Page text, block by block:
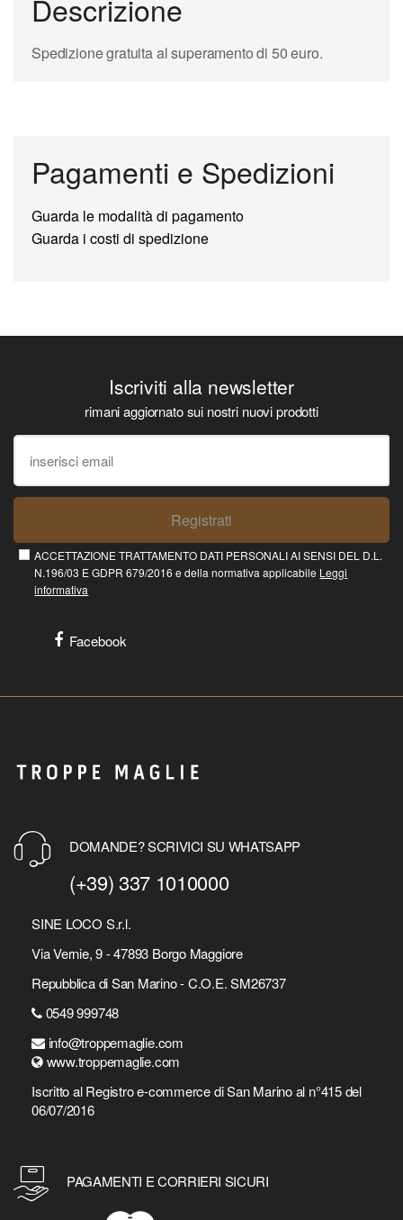
Descrizione
Spedizione gratuita al superamento di 50 euro.
Pagamenti e Spedizioni
Guarda le modalità di pagamento
Guarda i costi di spedizione
Iscriviti alla newsletter
rimani aggiornato sui nostri nuovi prodotti
Registrati
ACCETTAZIONE TRATTAMENTO DATI PERSONALI AI SENSI DEL D.L.
N.196/03 E GDPR 679/2016 e della normativa applicabile Leggi
informativa
Facebook
DOMANDE? SCRIVICI SU WHATSAPP
(+39) 337 1010000
SINE LOCO S.r.l.
Via Vernie, 9 - 47893 Borgo Maggiore
Repubblica di San Marino - C.O.E. SM26737
0549 999748
info@troppemaglie.com
www.troppemaglie.com
Iscritto al Registro e-commerce di San Marino al n°415 del
06/07/2016
PAGAMENTI E CORRIERI SICURI